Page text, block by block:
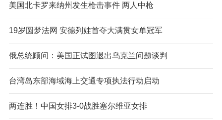
美国北卡罗来纳州发生枪击事件 两人中枪
19岁圆梦法网 安德列娃首夺大满贯女单冠军
俄总统顾问：美国正试图退出乌克兰问题谈判
台湾岛东部海域海上交通专项执法行动启动
两连胜！中国女排3-0战胜塞尔维亚女排